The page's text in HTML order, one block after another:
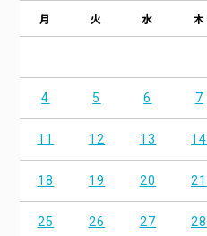
月 火 水 木
4 5 6 7
11 12 13 14
18 19 20 21
25 26 27 28